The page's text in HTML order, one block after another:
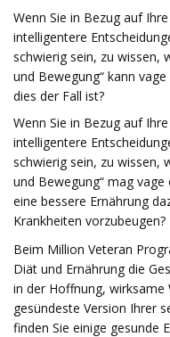
Wenn Sie in Bezug auf
intelligentere
schwierig sein, zu wissen,
und Bewegung“ kann
dies der Fall ist?
Wenn Sie in Bezug auf
intelligentere
schwierig sein, zu wissen,
und Bewegung“ mag
eine bessere Ernährung
Krankheiten vorzubeugen?
Beim Million Veteran
Diät und Ernährung die
in der Hoffnung, wirksame
gesündeste Version Ihrer
finden Sie einige gesunde